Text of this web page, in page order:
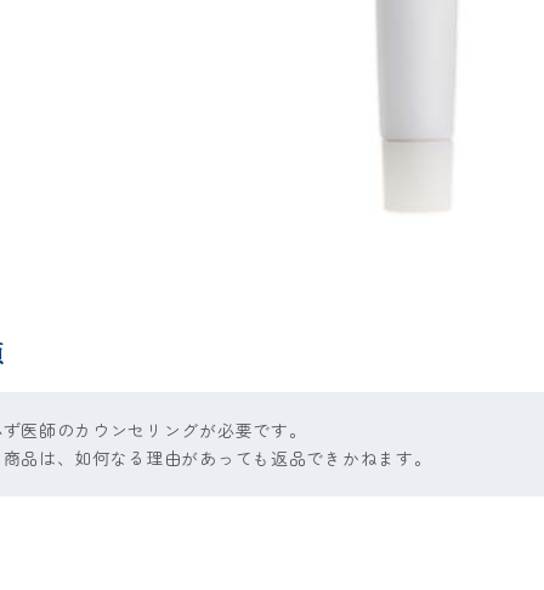
医師のカウンセリングが必要です。
品は、如何なる理由があっても返品できかねます。